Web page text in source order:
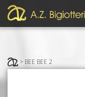
> BEE BEE 2